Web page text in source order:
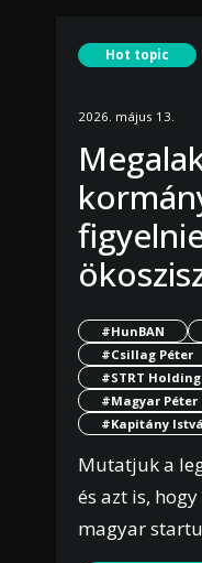
Hot topic
2026. május 13.
#HunBAN
#Csillag Péter
#STRT Holding
#Magyar Péter
#Kapitány
Mutatjuk a
és azt is,
magyar